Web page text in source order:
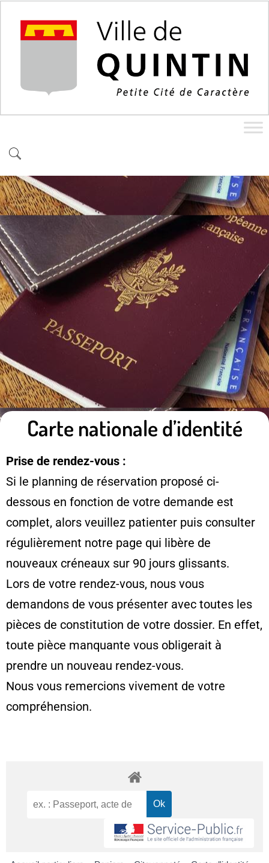
Carte nationale d’identité
Prise de rendez-vous :
Si le planning de réservation proposé ci-
dessous en fonction de votre demande est
complet, alors veuillez patienter puis consulter
régulièrement notre page qui libère de
nouveaux créneaux sur 90 jours glissants.
Lors de votre rendez-vous, nous vous
demandons de vous présenter avec toutes les
pièces de constitution de votre dossier. En effet,
toute pièce manquante vous obligerait à
prendre un nouveau rendez-vous.
Nous vous remercions vivement de votre
compréhension.